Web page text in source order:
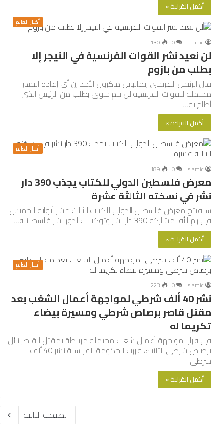
أكمل القراءة »
أخبار العالم
islamic
0
130
لن نعيد نشر القوات الفرنسية في النيجر إلا
بطلب من بازوم
قال الرئيس الفرنسي إيمانويل ماكرون الأحد إن أي إعادة انتشار
محتملة للقوات الفرنسية لن تتم سوى بطلب من الرئيس الذي
أطاح به…
أكمل القراءة »
أخبار العالم
islamic
0
189
معرض فلسطين الدولي للكتاب يجذب 390 دار
نشر في نسخته الثالثة عشرة
سيفتتح معرض فلسطين الدولي للكتاب الثالث عشر أبوابه الخميس
في رام الله بمشاركة 390 دار نشر وتوكيلات لدور نشر فلسطينية…
أكمل القراءة »
أخبار العالم
islamic
0
223
نشر 40 ألف شرطي لمواجهة أعمال الشغب بعد
مقتل قاصر برصاص شرطي ومسيرة بيضاء
تكريما له
في قرار لمواجهة أعمال شغب محتملة مرتبطة بمقتل القاصر نائل
برصاص شرطي الثلاثاء، قررت الحكومة الفرنسية نشر 40 ألف
شرطي…
أكمل القراءة »
الصفحة التالية